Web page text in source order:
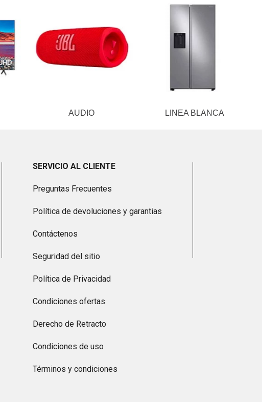
AUDIO LINEA BLANCA
SERVICIO AL CLIENTE
Preguntas Frecuentes
Política de devoluciones y garantias
Contáctenos
Seguridad del sitio
Política de Privacidad
Condiciones ofertas
Derecho de Retracto
Condiciones de uso
Términos y condiciones